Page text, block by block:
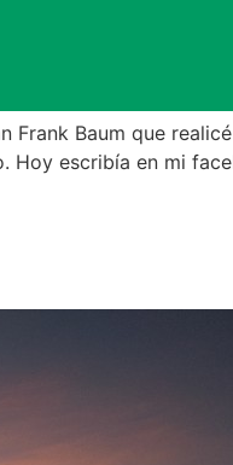
Baum que
escribía en mi